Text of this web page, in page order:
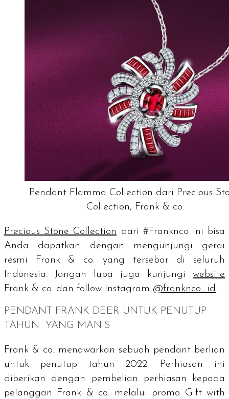
Pendant Flamma Collection dari Precious
Collection, Frank & co.
Precious Stone Collection dari #Franknco ini bisa
Anda dapatkan dengan mengunjungi gerai
resmi Frank & co. yang tersebar di seluruh
Indonesia. Jangan lupa juga kunjungi website
Frank & co. dan follow Instagram @franknco_id .
PENDANT FRANK DEER UNTUK PENUTUP
TAHUN YANG MANIS
Frank & co. menawarkan sebuah pendant berlian
untuk penutup tahun 2022. Perhiasan ini
diberikan dengan pembelian perhiasan kepada
pelanggan Frank & co. melalui promo Gift with